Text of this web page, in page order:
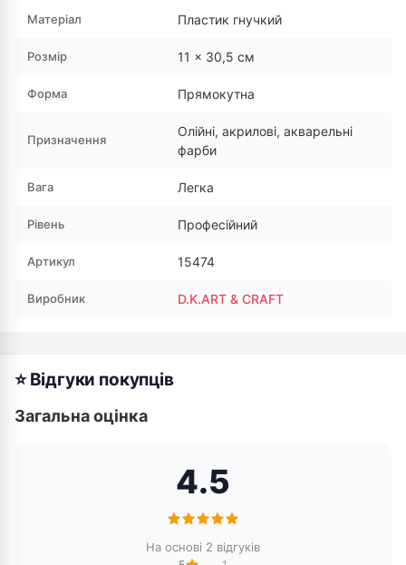
Матеріал Пластик гнучкий
Розмір 11 × 30,5 см
Форма Прямокутна
Призначення
Олійні, акрилові, акварельні
фарби
Вага Легка
Рівень Професійний
Артикул 15474
Виробник D.K.ART & CRAFT
⭐ Відгуки покупців
Загальна оцінка
4.5
На основі 2 відгуків